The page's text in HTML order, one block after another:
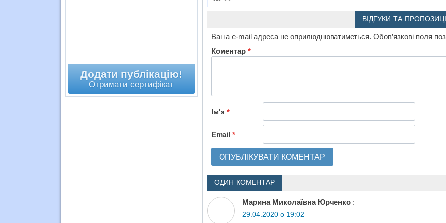
ВІДГУКИ ТА
Ваша e-mail адреса не оприлюднюватиметься. Обов’язкові поля
Коментар *
Ім'я *
Email *
ОДИН КОМЕНТАР
Марина Миколаївна Юрченко :
29.04.2020 о 19:02
Додати публікацію!
Отримати сертифікат